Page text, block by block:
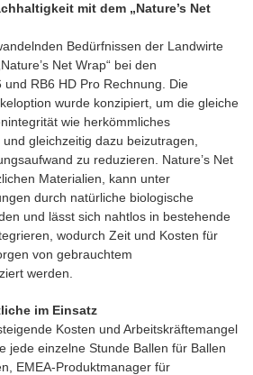
mit dem „Nature’s Net
Bedürfnissen der Landwirte
Net Wrap“ bei den
und RB6 HD Pro Rechnung. Die
wurde konzipiert, um die gleiche
wie herkömmliches
gleichzeitig dazu beizutragen,
zu reduzieren. Nature’s Net
Materialien, kann unter
durch natürliche biologische
und lässt sich nahtlos in bestehende
wodurch Zeit und Kosten für
von gebrauchtem
werden.
im Einsatz
Kosten und Arbeitskräftemangel
jede einzelne Stunde Ballen für Ballen
EMEA-Produktmanager für